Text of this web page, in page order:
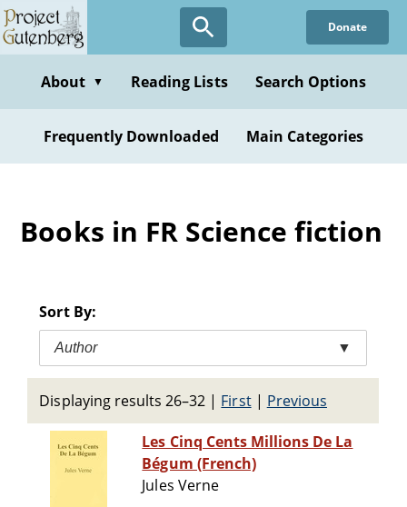
Skip
to
content
Donate
About ▼ Reading Lists Search Options
Frequently Downloaded Main Categories
Books in FR Science fiction
Sort By:
Author ▼
Displaying results 26–32 | First| Previous
Les Cinq Cents Millions De La
Bégum (French)
Jules Verne